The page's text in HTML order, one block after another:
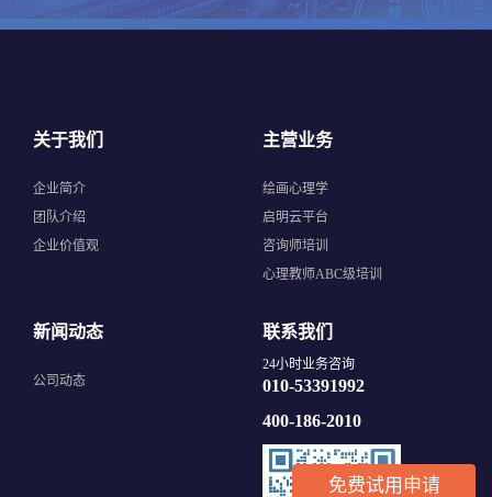
关于我们
企业简介
团队介绍
企业价值观
主营业务
绘画心理学
启明云平台
咨询师培训
心理教师ABC级培训
新闻动态
公司动态
联系我们
24小时业务咨询
010-53391992
400-186-2010
免费试用申请